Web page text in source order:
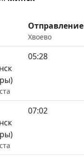
Отправление
Хвоево
05:28
07:02